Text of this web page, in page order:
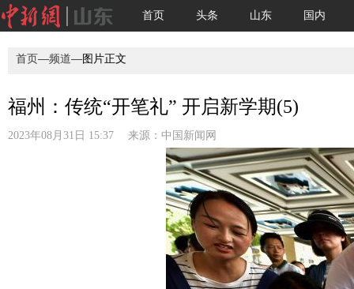
首页 头条 山东 国内
首页—频道—图片正文
福州：传统“开笔礼” 开启新学期(5)
2023年08月31日 15:37 来源： 中国新闻网